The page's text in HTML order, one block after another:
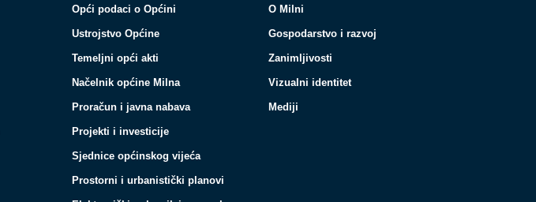
Opći podaci o Općini
Ustrojstvo Općine
Temeljni opći akti
Načelnik općine Milna
Proračun i javna nabava
Projekti i investicije
Sjednice općinskog vijeća
Prostorni i urbanistički planovi
O Milni
Gospodarstvo i razvoj
Zanimljivosti
Vizualni identitet
Mediji